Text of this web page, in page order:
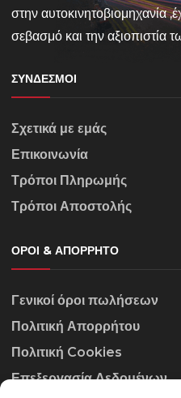
στην αυτοκινητοβιομηχανία
σεβασμό και την αξιοπιστία
ΣΎΝΔΕΣΜΟΙ
Σχετικά με εμάς
Επικοινωνία
Τρόποι Πληρωμής
Τρόποι Αποστολής
ΌΡΟΙ & ΑΠΌΡΡΗΤΟ
Γενικοί όροι πωλήσεων
Πολιτική Απορρήτου
Πολιτική Cookies
Επεξεργασία Δεδομένων